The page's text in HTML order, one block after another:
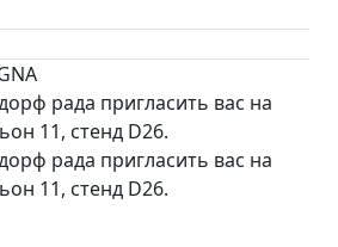
рада пригласить вас на
11, стенд D26.
рада пригласить вас на
11, стенд D26.